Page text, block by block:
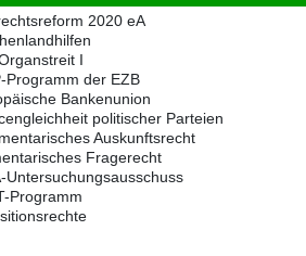
2020 eA
I
Programm der EZB
Bankenunion
politischer Parteien
Auskunftsrecht
Fragerecht
Untersuchungsausschuss
Programm